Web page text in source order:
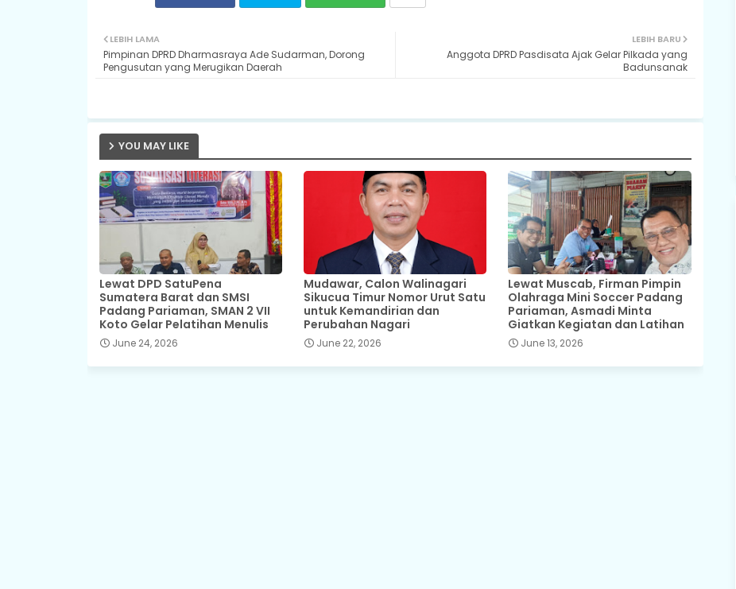
LEBIH BARU
Anggota DPRD Pasdisata Ajak Gelar Pilkada yang
Badunsanak
LEBIH LAMA
Pimpinan DPRD Dharmasraya Ade Sudarman, Dorong
Pengusutan yang Merugikan Daerah
YOU MAY LIKE
Lewat DPD SatuPena
Sumatera Barat dan SMSI
Padang Pariaman, SMAN 2 VII
Koto Gelar Pelatihan Menulis
June 24, 2026
Mudawar, Calon Walinagari
Sikucua Timur Nomor Urut Satu
untuk Kemandirian dan
Perubahan Nagari
June 22, 2026
Lewat Muscab, Firman Pimpin
Olahraga Mini Soccer Padang
Pariaman, Asmadi Minta
Giatkan Kegiatan dan Latihan
June 13, 2026